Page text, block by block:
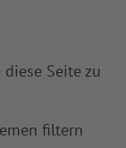
Seite zu
filtern